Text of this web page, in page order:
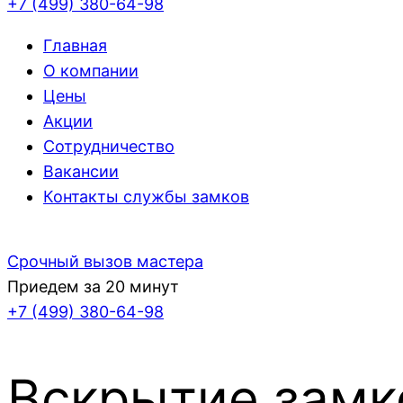
+7 (499) 380-64-98
Главная
О компании
Цены
Акции
Сотрудничество
Вакансии
Контакты службы замков
Срочный вызов мастера
Приедем за 20 минут
+7 (499) 380-64-98